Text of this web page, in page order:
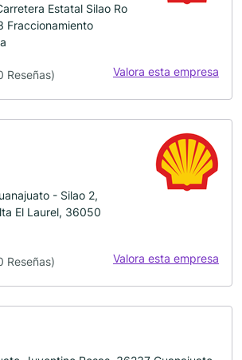
Estatal Silao Ro
Fraccionamiento
Reseñas) Valora esta empresa
- Silao 2,
El Laurel, 36050
Reseñas) Valora esta empresa